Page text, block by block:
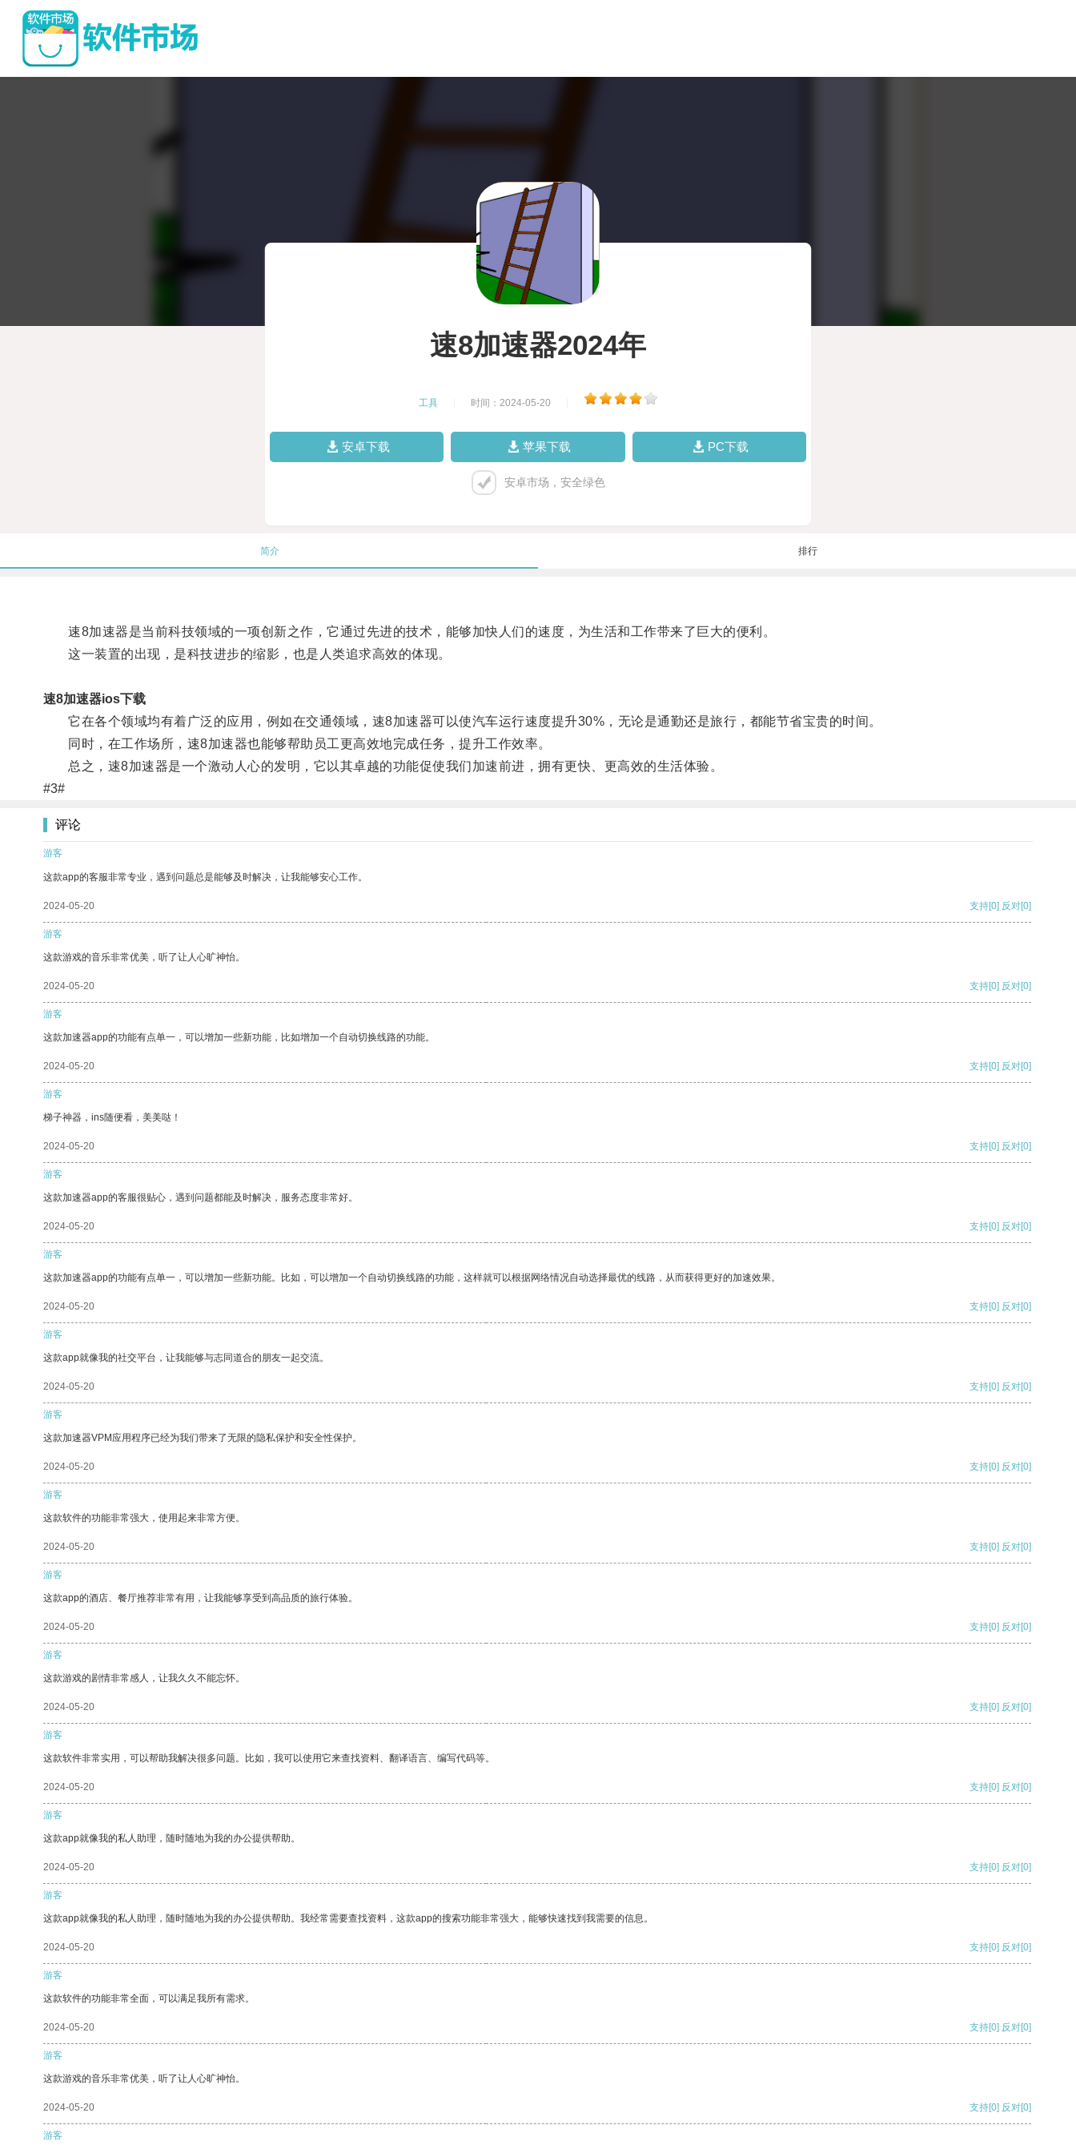
速8加速器2024年
工具 时间：2024-05-20
安卓下载 苹果下载 PC下载
安卓市场，安全绿色
简介 排行
速8加速器是当前科技领域的一项创新之作，它通过先进的技术，能够加快人们的速度，为生活和工作带来了巨大的便利。
这一装置的出现，是科技进步的缩影，也是人类追求高效的体现。
速8加速器ios下载
它在各个领域均有着广泛的应用，例如在交通领域，速8加速器可以使汽车运行速度提升30%，无论是通勤还是旅行，都能节省宝贵的时间。
同时，在工作场所，速8加速器也能够帮助员工更高效地完成任务，提升工作效率。
总之，速8加速器是一个激动人心的发明，它以其卓越的功能促使我们加速前进，拥有更快、更高效的生活体验。
#3#
评论
游客
这款app的客服非常专业，遇到问题总是能够及时解决，让我能够安心工作。
2024-05-20 支持[0] 反对[0]
游客
这款游戏的音乐非常优美，听了让人心旷神怡。
2024-05-20 支持[0] 反对[0]
游客
这款加速器app的功能有点单一，可以增加一些新功能，比如增加一个自动切换线路的功能。
2024-05-20 支持[0] 反对[0]
游客
梯子神器，ins随便看，美美哒！
2024-05-20 支持[0] 反对[0]
游客
这款加速器app的客服很贴心，遇到问题都能及时解决，服务态度非常好。
2024-05-20 支持[0] 反对[0]
游客
这款加速器app的功能有点单一，可以增加一些新功能。比如，可以增加一个自动切换线路的功能，这样就可以根据网络情况自动选择最优的线路，从而获得更好的加速效果。
2024-05-20 支持[0] 反对[0]
游客
这款app就像我的社交平台，让我能够与志同道合的朋友一起交流。
2024-05-20 支持[0] 反对[0]
游客
这款加速器VPM应用程序已经为我们带来了无限的隐私保护和安全性保护。
2024-05-20 支持[0] 反对[0]
游客
这款软件的功能非常强大，使用起来非常方便。
2024-05-20 支持[0] 反对[0]
游客
这款app的酒店、餐厅推荐非常有用，让我能够享受到高品质的旅行体验。
2024-05-20 支持[0] 反对[0]
游客
这款游戏的剧情非常感人，让我久久不能忘怀。
2024-05-20 支持[0] 反对[0]
游客
这款软件非常实用，可以帮助我解决很多问题。比如，我可以使用它来查找资料、翻译语言、编写代码等。
2024-05-20 支持[0] 反对[0]
游客
这款app就像我的私人助理，随时随地为我的办公提供帮助。
2024-05-20 支持[0] 反对[0]
游客
这款app就像我的私人助理，随时随地为我的办公提供帮助。我经常需要查找资料，这款app的搜索功能非常强大，能够快速找到我需要的信息。
2024-05-20 支持[0] 反对[0]
游客
这款软件的功能非常全面，可以满足我所有需求。
2024-05-20 支持[0] 反对[0]
游客
这款游戏的音乐非常优美，听了让人心旷神怡。
2024-05-20 支持[0] 反对[0]
游客